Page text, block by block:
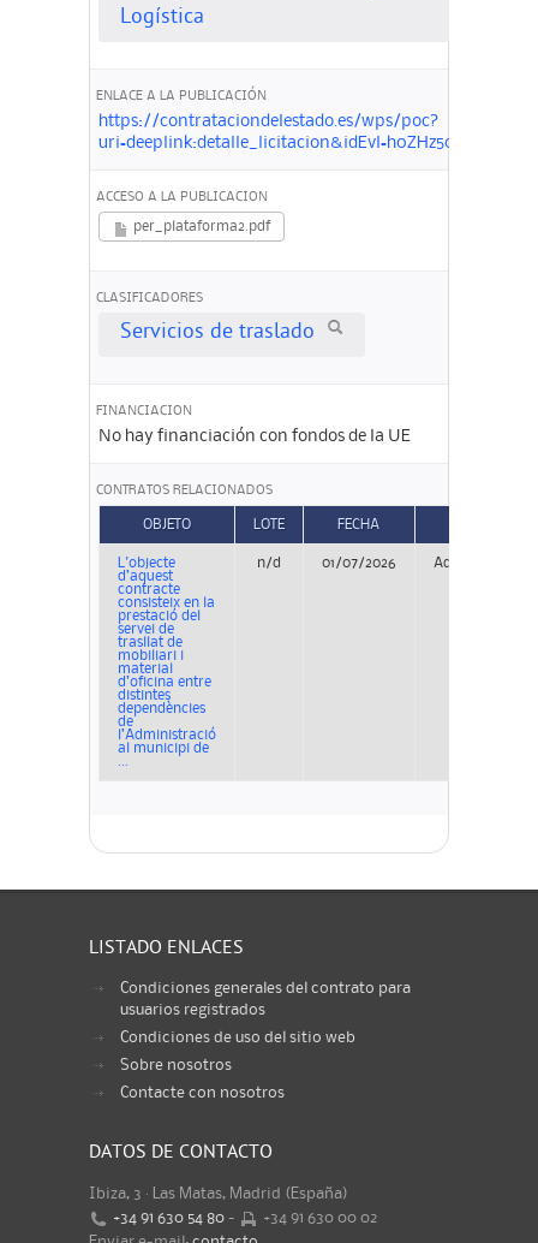
Logística
ENLACE A LA PUBLICACIÓN
https://contrataciondelestado.es/wps/poc?
ACCESO A LA PUBLICACION
per_plataforma2.pdf
CLASIFICADORES
Servicios de traslado
FINANCIACION
No hay financiación con fondos de la UE
CONTRATOS RELACIONADOS
OBJETO LOTE FECHA
L'objecte
d’aquest
contracte
consisteix en la
prestació del
servei de
trasllat de
mobiliari i
material
d’oficina entre
distintes
dependències
de
l’Administració
al municipi de
n/d 01/07/2026 Adjudicación
LISTADO ENLACES
Condiciones generales del contrato para
usuarios registrados
Condiciones de uso del sitio web
Sobre nosotros
Contacte con nosotros
DATOS DE CONTACTO
Ibiza, 3 · Las Matas, Madrid (España)
+34 91 630 54 80 -
+34 91 630 00 02